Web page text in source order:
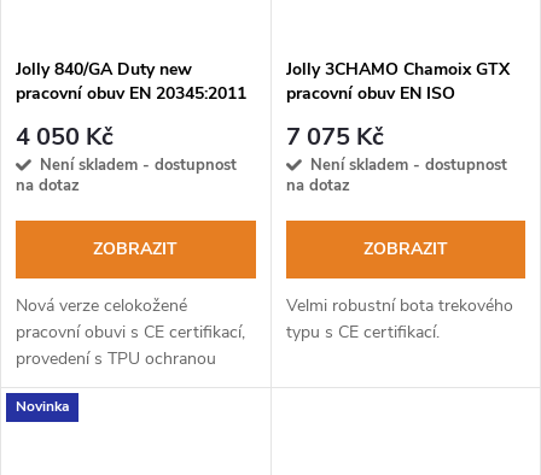
Jolly 840/GA Duty new
pracovní obuv EN 20345:2011
4 050 Kč
Není skladem - dostupnost
na dotaz
ZOBRAZIT
Nová verze celokožené
pracovní obuvi s CE certifikací,
provedení s TPU ochranou
špičky.
Jolly 3CHAMO Chamoix GTX
pracovní obuv EN ISO
7 075 Kč
Není skladem - dostupnost
na dotaz
ZOBRAZIT
Velmi robustní bota trekového
typu s CE certifikací.
Novinka